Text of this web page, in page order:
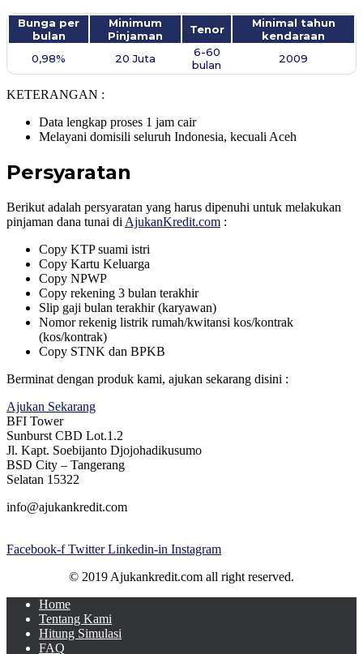
Bunga per
bulan
Minimum
Pinjaman
Tenor
Minimal tahun
kendaraan
0,98%
20 Juta
6-60
bulan
2009
KETERANGAN :
Data lengkap proses 1 jam cair
Melayani domisili seluruh Indonesia, kecuali Aceh
Persyaratan
Berikut adalah persyaratan yang harus dipenuhi untuk melakukan
pinjaman dana tunai di AjukanKredit.com :
Copy KTP suami istri
Copy Kartu Keluarga
Copy NPWP
Copy rekening 3 bulan terakhir
Slip gaji bulan terakhir (karyawan)
Nomor rekenig listrik rumah/kwitansi kos/kontrak
(kos/kontrak)
Copy STNK dan BPKB
Berminat dengan produk kami, ajukan sekarang disini :
Ajukan Sekarang
BFI Tower
Sunburst CBD Lot.1.2
Jl. Kapt. Soebijanto Djojohadikusumo
BSD City – Tangerang
Selatan 15322
info@ajukankredit.com
Facebook-f Twitter Linkedin-in Instagram
© 2019 Ajukankredit.com all right reserved.
Home
Tentang Kami
Hitung Simulasi
FAQ